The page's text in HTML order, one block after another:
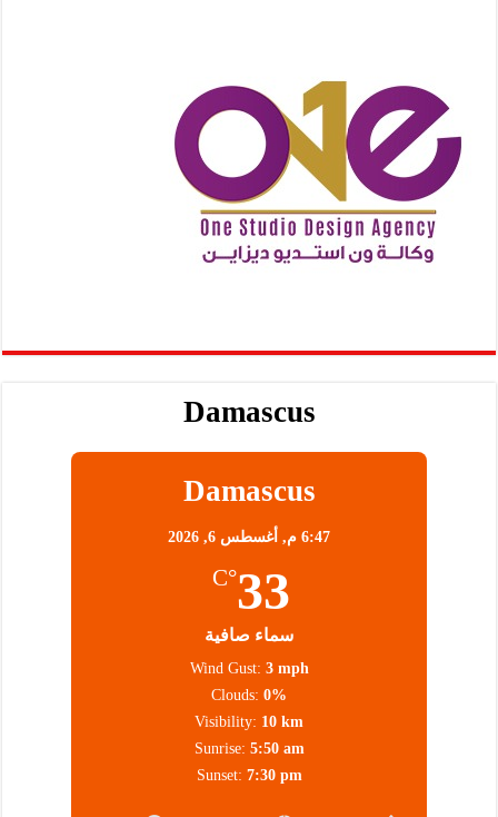
Damascus
Damascus
6:47 م, أغسطس 6, 2026
33
°C
سماء صافية
Wind Gust: 3 mph
Clouds: 0%
Visibility: 10 km
Sunrise: 5:50 am
Sunset: 7:30 pm